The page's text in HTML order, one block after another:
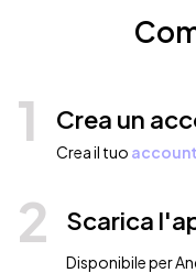
1 Crea un
Crea il tuo
2 Scarica
Disponibile per